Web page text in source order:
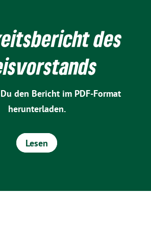
des
den Bericht im PDF-Format
herunterladen.
Lesen